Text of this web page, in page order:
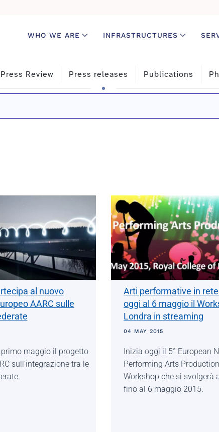
WHO WE ARE INFRASTRUCTURES
Press Review Press releases Publications
al nuovo
AARC sulle
primo maggio il progetto
sull’integrazione tra le
Arti performative in
oggi al 6 maggio il
Londra in streaming
04 MAY 2015
Inizia oggi il 5° European
Performing Arts Production
Workshop che si svolgerà
fino al 6 maggio 2015.